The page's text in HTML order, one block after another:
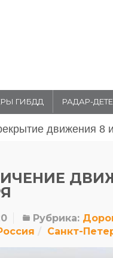
ГИБДД РАДАР-
движения 31
Рубрика:
Санкт-